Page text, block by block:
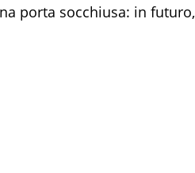
porta socchiusa: in futuro,